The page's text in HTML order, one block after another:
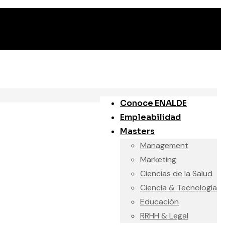
Conoce ENALDE
Empleabilidad
Masters
Management
Marketing
Ciencias de la Salud
Ciencia & Tecnología
Educación
RRHH & Legal